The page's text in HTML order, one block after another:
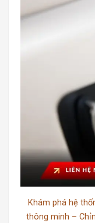
Khám phá hệ
thông minh –